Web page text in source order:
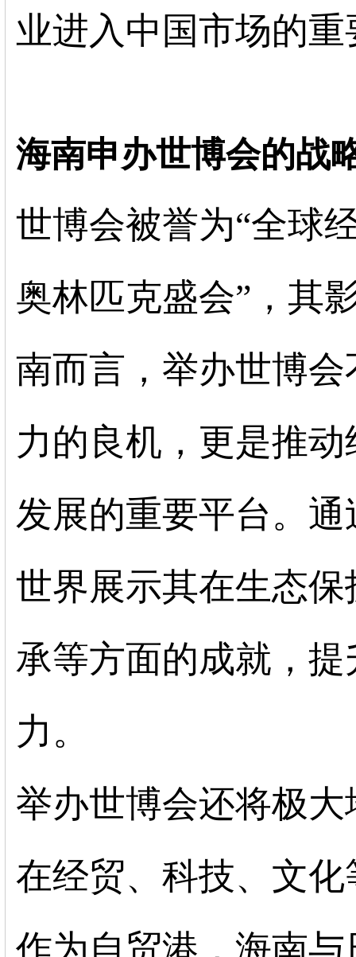
业进入中国市场的重
海南申办世博会的战
世博会被誉为“全球
奥林匹克盛会”，其
南而言，举办世博
力的良机，更是推
发展的重要平台。
世界展示其在生态
承等方面的成就，
力。
举办世博会还将极
在经贸、科技、文
作为自贸港，海南